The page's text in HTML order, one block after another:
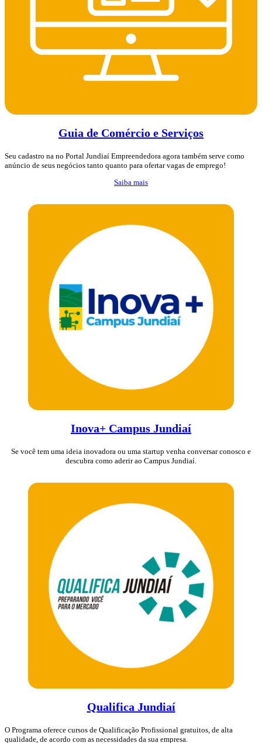
Guia de Comércio e Serviços
Seu cadastro na no Portal Jundiaí Empreendedora agora também serve como
anúncio de seus negócios tanto quanto para ofertar vagas de emprego!
Saiba mais
Inova+ Campus Jundiaí
Se você tem uma ideia inovadora ou uma startup venha conversar conosco e
descubra como aderir ao Campus Jundiaí.
Qualifica Jundiaí
O Programa oferece cursos de Qualificação Profissional gratuitos, de alta
qualidade, de acordo com as necessidades da sua empresa.